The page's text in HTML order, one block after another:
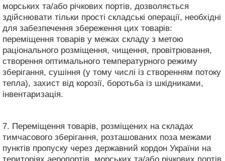
морських та/або річкових портів, дозволяється
здійснювати тільки прості складські операції, необхідні
для забезпечення збереження цих товарів:
переміщення товарів у межах складу з метою
раціонального розміщення, чищення, провітрювання,
створення оптимального температурного режиму
зберігання, сушіння (у тому числі із створенням потоку
тепла), захист від корозії, боротьба із шкідниками,
інвентаризація.
7. Переміщення товарів, розміщених на складах
тимчасового зберігання, розташованих поза межами
пунктів пропуску через державний кордон України на
територіях аеропортів, морських та/або річкових портів,